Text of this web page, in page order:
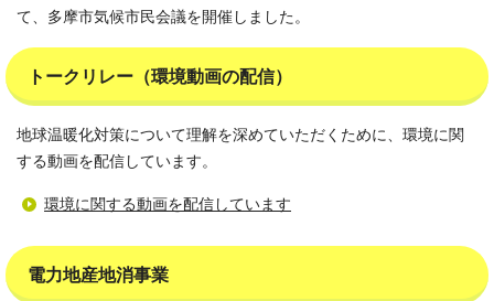
て、多摩市気候市民会議を開催しました。
トークリレー（環境動画の配信）
地球温暖化対策について理解を深めていただくために、環境に関
する動画を配信しています。
環境に関する動画を配信しています
電力地産地消事業